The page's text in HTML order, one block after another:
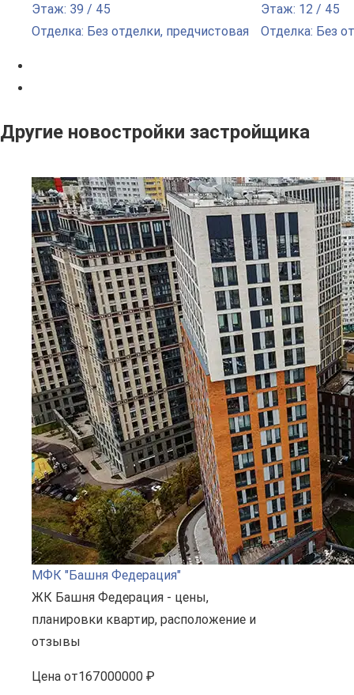
Этаж: 39 / 45
Отделка: Без отделки, предчистовая
Этаж: 12 / 45
Отделка: Без
Другие новостройки застройщика
МФК "Башня Федерация"
ЖК Башня Федерация - цены,
планировки квартир, расположение и
отзывы
Цена от167000000 ₽